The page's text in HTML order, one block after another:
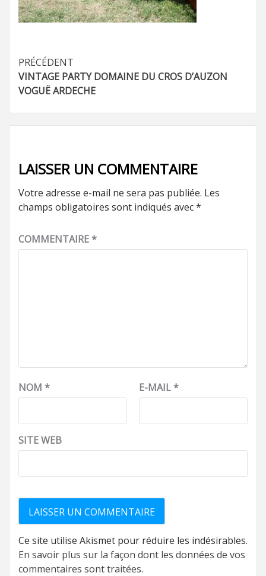
Navigation
d’article
PRÉCÉDENT
VINTAGE PARTY DOMAINE DU CROS D’AUZON
VOGUË ARDECHE
LAISSER UN COMMENTAIRE
Votre adresse e-mail ne sera pas publiée. Les
champs obligatoires sont indiqués avec*
COMMENTAIRE*
NOM * E-MAIL*
SITE WEB
Ce site utilise Akismet pour réduire les indésirables.
En savoir plus sur la façon dont les données de vos
commentaires sont traitées.